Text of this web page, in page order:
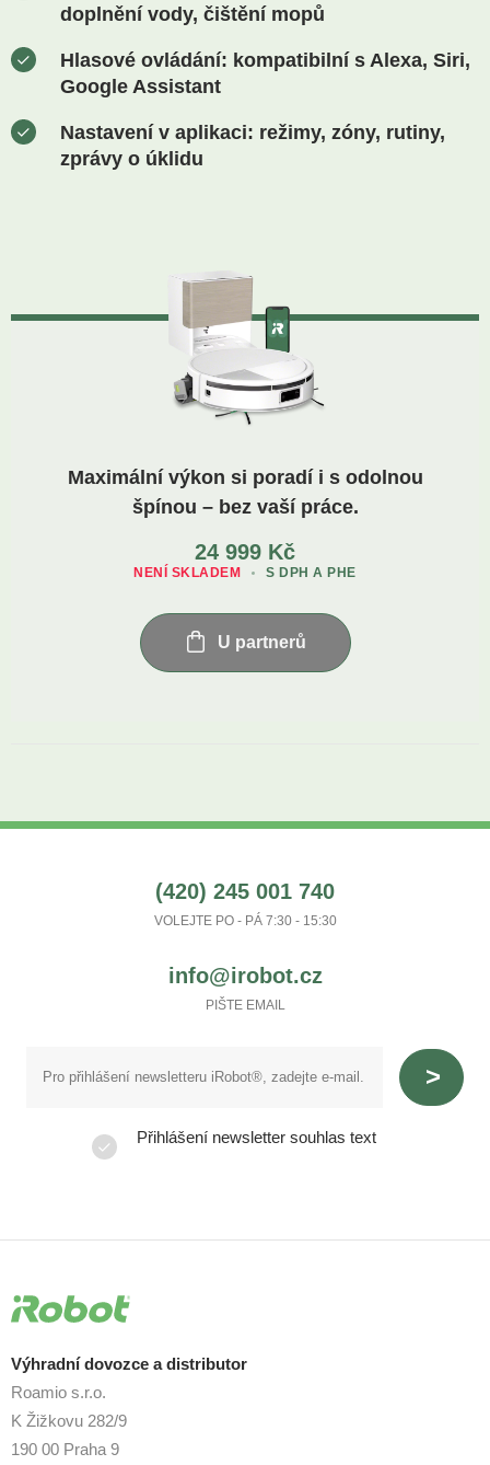
doplnění vody, čištění mopů
Hlasové ovládání: kompatibilní s Alexa, Siri,
Google Assistant
Nastavení v aplikaci: režimy, zóny, rutiny,
zprávy o úklidu
Maximální výkon si poradí i s odolnou
špínou – bez vaší práce.
24 999 Kč
S DPH A PHE
NENÍ SKLADEM
U partnerů
(420) 245 001 740
VOLEJTE PO - PÁ 7:30 - 15:30
info@irobot.cz
PIŠTE EMAIL
Přihlášení newsletter souhlas text
Výhradní dovozce a distributor
Roamio s.r.o.
K Žižkovu 282/9
190 00 Praha 9